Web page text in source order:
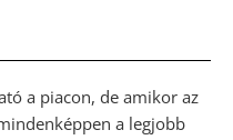
a piacon, de amikor az
a legjobb